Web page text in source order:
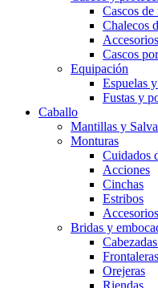
Cascos de
Chalecos
Cascos
Equipación
Espuelas
Fustas y
Caballo
Mantillas y
Monturas
Cuidados
Acciones
Cinchas
Estribos
Bridas y
Frontaleras
Orejeras
Riendas